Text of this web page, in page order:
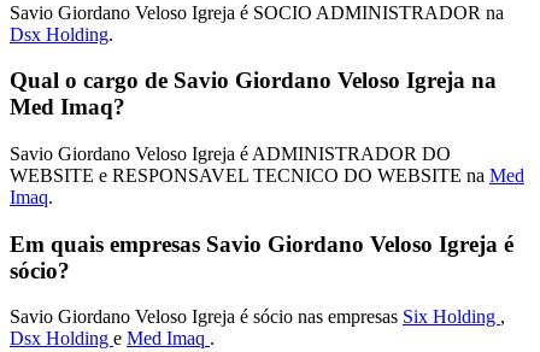
Savio Giordano Veloso Igreja é SOCIO ADMINISTRADOR na
Dsx Holding.
Qual o cargo de Savio Giordano Veloso Igreja na
Med Imaq?
Savio Giordano Veloso Igreja é ADMINISTRADOR DO
WEBSITE e RESPONSAVEL TECNICO DO WEBSITE na Med
Imaq.
Em quais empresas Savio Giordano Veloso Igreja é
sócio?
Savio Giordano Veloso Igreja é sócio nas empresas Six Holding ,
Dsx Holding e Med Imaq .